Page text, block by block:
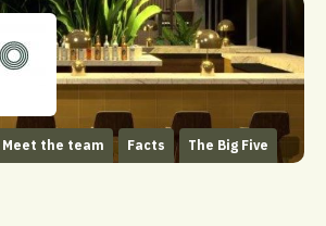
Meet the team Facts The Big Five